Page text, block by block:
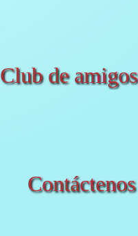
Club de amigos
Contáctenos